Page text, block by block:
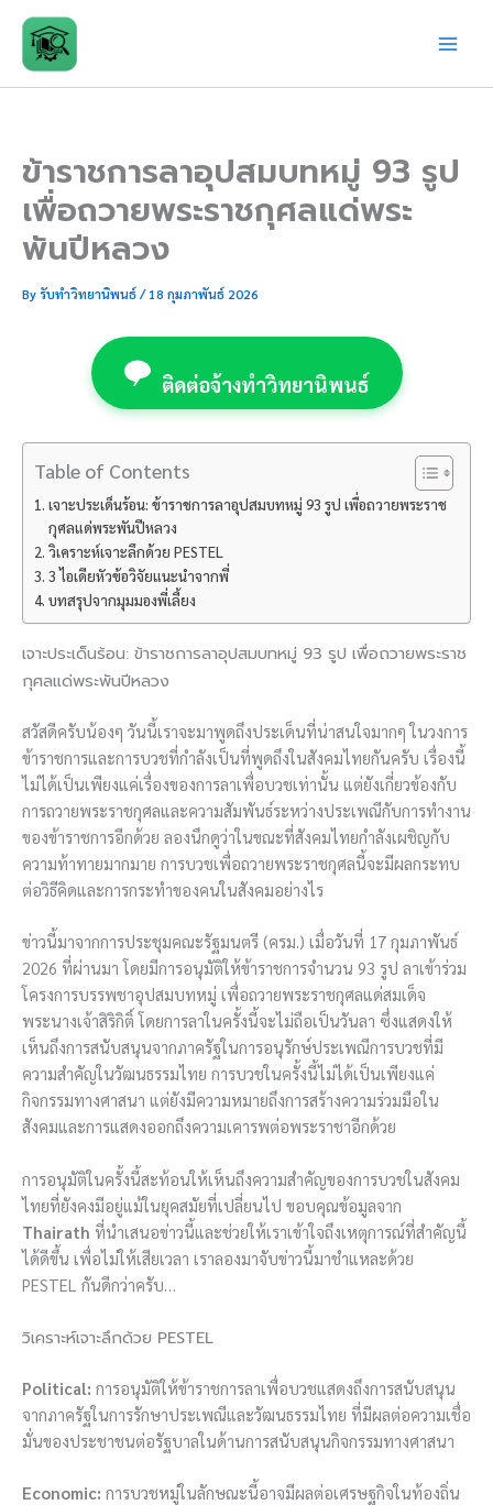
content
ข้าราชการลาอุปสมบทหมู่ 93 รูป
เพื่อถวายพระราชกุศลแด่พระ
พันปีหลวง
Byรับทำวิทยานิพนธ์/18 กุมภาพันธ์ 2026
ติดต่อจ้างทำวิทยานิพนธ์
Table of Contents
เจาะประเด็นร้อน: ข้าราชการลาอุปสมบทหมู่ 93 รูป เพื่อถวายพระราช
กุศลแด่พระพันปีหลวง
วิเคราะห์เจาะลึกด้วย PESTEL
3 ไอเดียหัวข้อวิจัยแนะนำจากพี่
บทสรุปจากมุมมองพี่เลี้ยง
เจาะประเด็นร้อน: ข้าราชการลาอุปสมบทหมู่ 93 รูป เพื่อถวายพระราช
กุศลแด่พระพันปีหลวง
สวัสดีครับน้องๆ วันนี้เราจะมาพูดถึงประเด็นที่น่าสนใจมากๆ ในวงการ
ข้าราชการและการบวชที่กำลังเป็นที่พูดถึงในสังคมไทยกันครับ เรื่องนี้
ไม่ได้เป็นเพียงแค่เรื่องของการลาเพื่อบวชเท่านั้น แต่ยังเกี่ยวข้องกับ
การถวายพระราชกุศลและความสัมพันธ์ระหว่างประเพณีกับการทำงาน
ของข้าราชการอีกด้วย ลองนึกดูว่าในขณะที่สังคมไทยกำลังเผชิญกับ
ความท้าทายมากมาย การบวชเพื่อถวายพระราชกุศลนี้จะมีผลกระทบ
ต่อวิธีคิดและการกระทำของคนในสังคมอย่างไร
ข่าวนี้มาจากการประชุมคณะรัฐมนตรี (ครม.) เมื่อวันที่ 17 กุมภาพันธ์
2026 ที่ผ่านมา โดยมีการอนุมัติให้ข้าราชการจำนวน 93 รูป ลาเข้าร่วม
โครงการบรรพชาอุปสมบทหมู่ เพื่อถวายพระราชกุศลแด่สมเด็จ
พระนางเจ้าสิริกิติ์ โดยการลาในครั้งนี้จะไม่ถือเป็นวันลา ซึ่งแสดงให้
เห็นถึงการสนับสนุนจากภาครัฐในการอนุรักษ์ประเพณีการบวชที่มี
ความสำคัญในวัฒนธรรมไทย การบวชในครั้งนี้ไม่ได้เป็นเพียงแค่
กิจกรรมทางศาสนา แต่ยังมีความหมายถึงการสร้างความร่วมมือใน
สังคมและการแสดงออกถึงความเคารพต่อพระราชาอีกด้วย
การอนุมัติในครั้งนี้สะท้อนให้เห็นถึงความสำคัญของการบวชในสังคม
ไทยที่ยังคงมีอยู่แม้ในยุคสมัยที่เปลี่ยนไป ขอบคุณข้อมูลจาก
Thairath ที่นำเสนอข่าวนี้และช่วยให้เราเข้าใจถึงเหตุการณ์ที่สำคัญนี้
ได้ดีขึ้น เพื่อไม่ให้เสียเวลา เราลองมาจับข่าวนี้มาชำแหละด้วย
PESTEL กันดีกว่าครับ…
วิเคราะห์เจาะลึกด้วย PESTEL
Political: การอนุมัติให้ข้าราชการลาเพื่อบวชแสดงถึงการสนับสนุน
จากภาครัฐในการรักษาประเพณีและวัฒนธรรมไทย ที่มีผลต่อความเชื่อ
มั่นของประชาชนต่อรัฐบาลในด้านการสนับสนุนกิจกรรมทางศาสนา
Economic: การบวชหมู่ในลักษณะนี้อาจมีผลต่อเศรษฐกิจในท้องถิ่น